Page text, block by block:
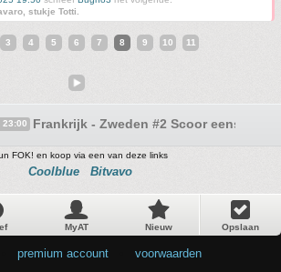
stukje Totti.
3 4 5 6 7 8 9 10 11
23:00 Frankrijk - Zweden #2 Scoor eens
FOK! en koop via een van deze links
Coolblue Bitvavo
MyAT Nieuw Opslaan
premium account voorwaarden